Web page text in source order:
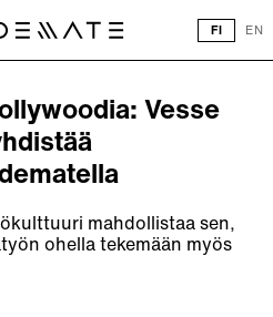
FI EN
Vesse
mahdollistaa sen,
ohella tekemään myös